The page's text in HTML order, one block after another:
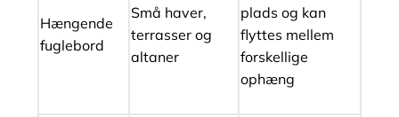
Hængende
fuglebord
Små haver,
terrasser og
altaner
plads og kan
flyttes mellem
forskellige
ophæng